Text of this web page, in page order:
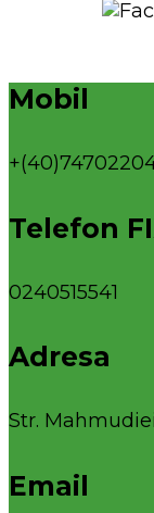
Mobil
Telefon
0240515541
Adresa
Str.
Email